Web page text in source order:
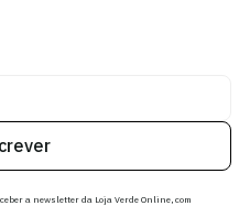
a newsletter da Loja Verde Online, com